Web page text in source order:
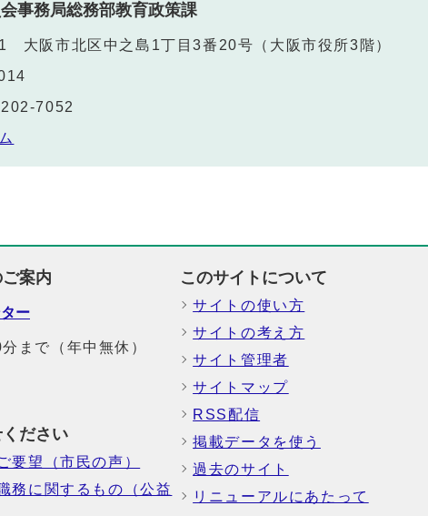
事務局総務部教育政策課
大阪市北区中之島1丁目3番20号（大阪市役所3階）
7052
案内
ー
まで（年中無休）
ださい
要望（市民の声）
務に関するもの（公益
このサイトについて
サイトの使い方
サイトの考え方
サイト管理者
サイトマップ
RSS配信
掲載データを使う
過去のサイト
リニューアルにあたって